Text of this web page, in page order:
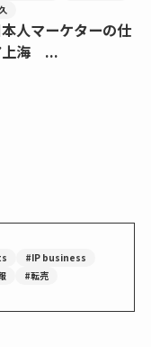
人マーケターの仕
上海 ...
#IP business
#転売